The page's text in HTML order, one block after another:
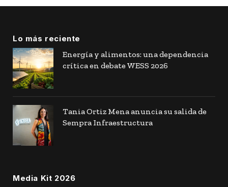
Lo más reciente
Energía y alimentos: una dependencia
crítica en debate WESS 2026
Tania Ortiz Mena anuncia su salida de
Sempra Infraestructura
Media Kit 2026